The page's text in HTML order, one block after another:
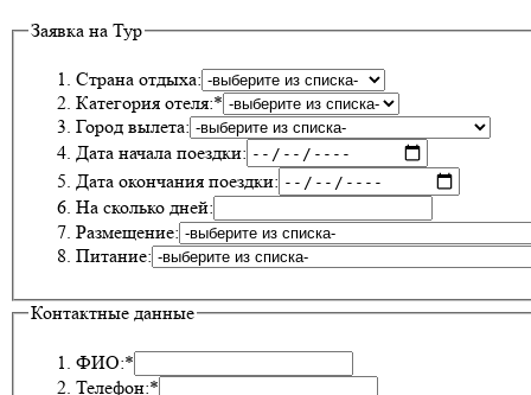
Заявка на Тур
Страна отдыха:
Категория отеля:*
Город вылета:
Дата начала поездки:
Дата окончания поездки:
На сколько дней:
Размещение:
Питание:
Контактные данные
ФИО:*
Телефон:*